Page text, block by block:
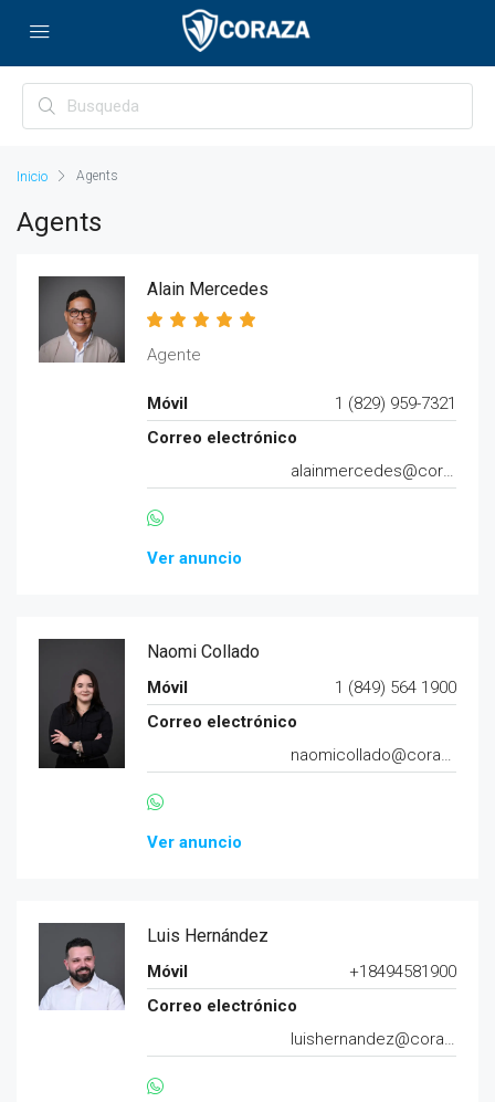
Agents
Agents
Alain Mercedes
Agente
Móvil
1 (829) 959-7321
Correo electrónico
alainmercedes@corazard.com
Ver anuncio
Naomi Collado
Móvil
1 (849) 564 1900
Correo electrónico
naomicollado@corazard.com
Ver anuncio
Luis Hernández
Móvil
+18494581900
Correo electrónico
luishernandez@corazard.com